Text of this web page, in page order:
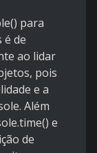
para
de
ao lidar
pois
e a
Além
e
de